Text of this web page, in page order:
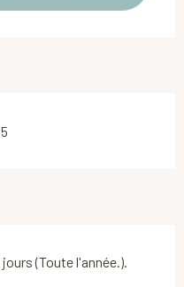
5
(Toute l'année.).